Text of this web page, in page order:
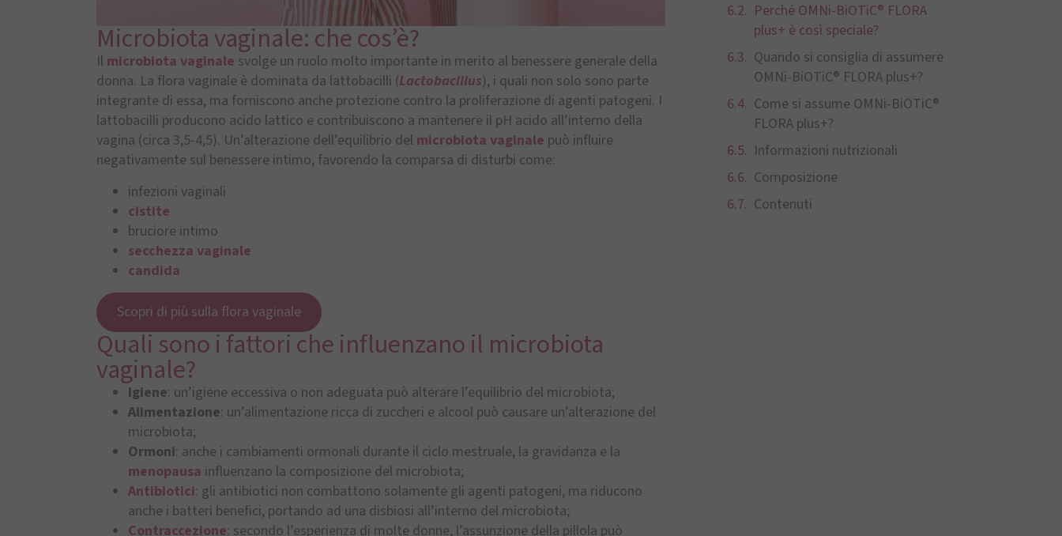
Microbiota vaginale: che cos’è?
Il microbiota vaginale svolge un ruolo molto importante in merito al benessere generale della
donna. La flora vaginale è dominata da lattobacilli (Lactobacillus), i quali non solo sono parte
integrante di essa, ma forniscono anche protezione contro la proliferazione di agenti patogeni. I
lattobacilli producono acido lattico e contribuiscono a mantenere il pH acido all’interno della
vagina (circa 3,5-4,5). Un’alterazione dell’equilibrio del microbiota vaginale può influire
negativamente sul benessere intimo, favorendo la comparsa di disturbi come:
infezioni vaginali
cistite
bruciore intimo
secchezza vaginale
candida
Scopri di più sulla flora vaginale
Quali sono i fattori che influenzano il microbiota
vaginale?
Igiene: un’igiene eccessiva o non adeguata può alterare l’equilibrio del microbiota;
Alimentazione: un’alimentazione ricca di zuccheri e alcool può causare un’alterazione del
microbiota;
Ormoni: anche i cambiamenti ormonali durante il ciclo mestruale, la gravidanza e la
menopausa influenzano la composizione del microbiota;
Antibiotici: gli antibiotici non combattono solamente gli agenti patogeni, ma riducono
anche i batteri benefici, portando ad una disbiosi all’interno del microbiota;
Contraccezione: secondo l’esperienza di molte donne, l’assunzione della pillola può
Perché OMNi-BiOTiC® FLORA
plus+ è così speciale?
Quando si consiglia di assumere
OMNi-BiOTiC® FLORA plus+?
Come si assume OMNi-BiOTiC®
FLORA plus+?
Informazioni nutrizionali
Composizione
Contenuti